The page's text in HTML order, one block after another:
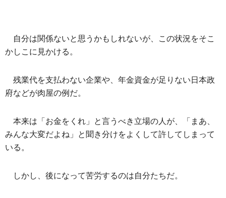
自分は関係ないと思うかもしれないが、この状況をそこ
かしこに見かける。
残業代を支払わない企業や、年金資金が足りない日本政
府などが肉屋の例だ。
本来は「お金をくれ」と言うべき立場の人が、「まあ、
みんな大変だよね」と聞き分けをよくして許してしまって
いる。
しかし、後になって苦労するのは自分たちだ。